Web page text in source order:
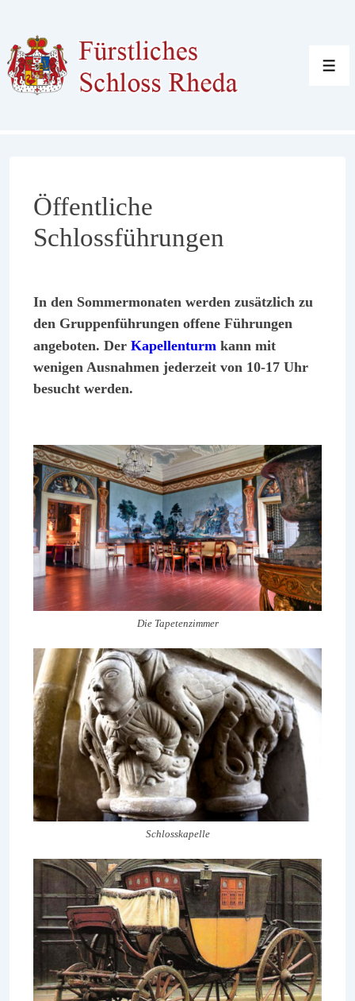
Inhalt
Öffentliche
Schlossführungen
In den Sommermonaten werden zusätzlich zu
den Gruppenführungen offene Führungen
angeboten. Der Kapellenturm kann mit
wenigen Ausnahmen jederzeit von 10-17 Uhr
besucht werden.
Die Tapetenzimmer
Schlosskapelle